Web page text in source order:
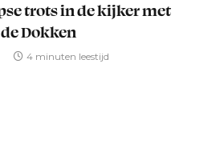
trots in de kijker met
Dokken
4 minuten leestijd